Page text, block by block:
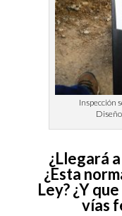
¿Llegará
¿Esta
Ley? ¿Y
vías